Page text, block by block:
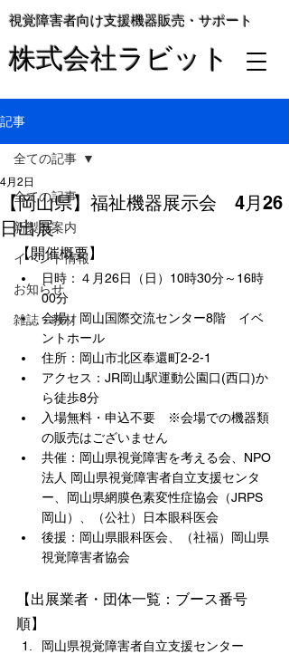
株式会社ラビット
視覚障害者向け支援機器販売・サポート
記事
全ての記事
新製品案内
イベント情報
お知らせ
雑誌・教材
全ての記事
【岡山県】福祉機器展示会 4月26
日出展
4月2日
【開催概要】
日時：４月26日（日）10時30分～16時
00分
会場：岡山国際交流センター8階　イベ
ントホール
住所：岡山市北区奉還町2-2-1
アクセス：JR岡山駅運動公園口(西口)か
ら徒歩8分
入場無料・申込不要　※会場での機器類
の販売はございません
共催：岡山県視覚障害を考える会、NPO
法人 岡山県視覚障害者自立支援センタ
ー、岡山県網膜色素変性症協会（JRPS
岡山）、（公社）日本眼科医会
後援：岡山県眼科医会、（社福）岡山県
視覚障害者協会
【出展業者・団体一覧：ブース番号
順】
岡山県視覚障害者自立支援センター